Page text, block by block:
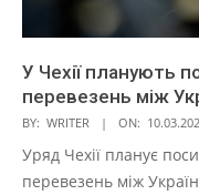
У Чехії планують
перевезень між
BY: WRITER ON:
Уряд Чехії планує
перевезень між